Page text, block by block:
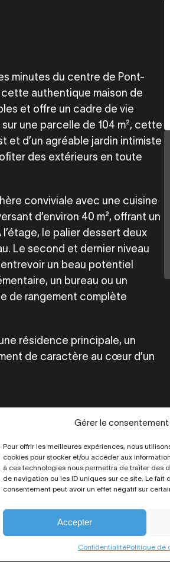
Gérer le consentement
Pour offrir les meilleures expériences, nous
cookies pour stocker et/ou accéder aux
à ces technologies nous permettra de traiter des
de navigation ou les ID uniques sur ce site. Le fait
consentement peut avoir un effet négatif sur
Accepter
ConfidentialitéPolitique de
minutes du centre de Pont-
authentique maison de
et offre un cadre de vie
une parcelle de 104 m², cette
et d’un agréable jardin intimiste
des extérieurs en toute
conviviale avec une cuisine
d’environ 40 m², offrant un
le palier dessert deux
Le second et dernier niveau
un beau potentiel
un bureau ou un
de rangement complète
résidence principale, un
de caractère au cœur d’un
Nbre de chambres
Dépendances
Non